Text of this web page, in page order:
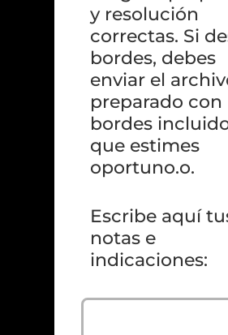
y resolución
correctas. Si
bordes, debes
enviar el
preparado con
bordes
que estimes
oportuno.o.
Escribe aquí
notas e
indicaciones: